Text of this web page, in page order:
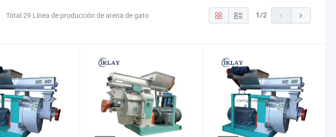
Total 29 Línea de producción de arena de gato
1/2